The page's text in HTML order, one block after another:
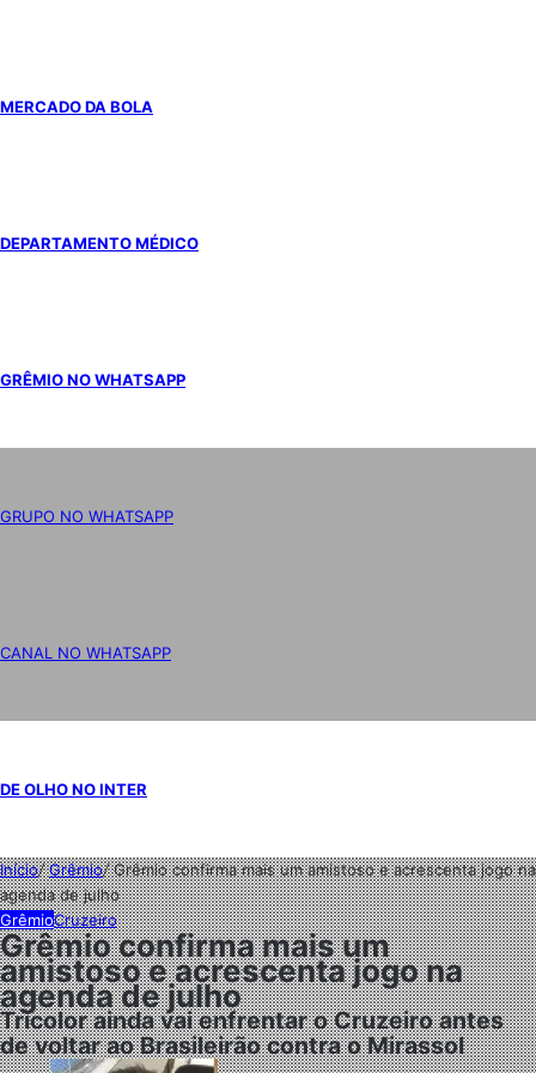
MERCADO DA BOLA
DEPARTAMENTO MÉDICO
GRÊMIO NO WHATSAPP
GRUPO NO WHATSAPP
CANAL NO WHATSAPP
DE OLHO NO INTER
Início/Grêmio/Grêmio confirma mais um amistoso e acrescenta jogo na
agenda de julho
GrêmioCruzeiro
Grêmio confirma mais um
amistoso e acrescenta jogo na
agenda de julho
Tricolor ainda vai enfrentar o Cruzeiro antes
de voltar ao Brasileirão contra o Mirassol